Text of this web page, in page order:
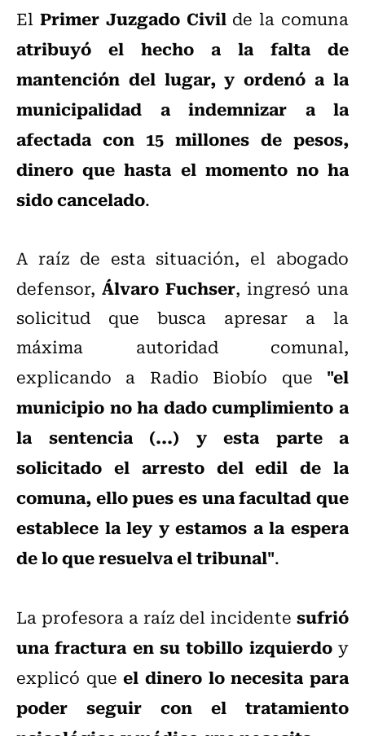
El Primer Juzgado Civilde la comuna
atribuyó el hecho a la falta de
mantención del lugar, y ordenó a la
municipalidad a indemnizar a la
afectada con 15 millones de pesos,
dinero que hasta el momento no ha
sido cancelado.
A raíz de esta situación, el abogado
defensor, Álvaro Fuchser, ingresó una
solicitud que busca apresar a la
máxima autoridad comunal,
explicando a Radio Biobío que "el
municipio no ha dado cumplimiento a
la sentencia (...) y esta parte a
solicitado el arresto del edil de la
comuna, ello pues es una facultad que
establece la ley y estamos a la espera
de lo que resuelva el tribunal".
La profesora a raíz del incidente sufrió
una fractura en su tobillo izquierdoy
explicó queel dinero lo necesita para
poder seguir con el tratamiento